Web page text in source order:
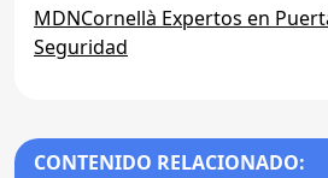
MDNCornellà Expertos en
Seguridad
CONTENIDO RELACIONADO: